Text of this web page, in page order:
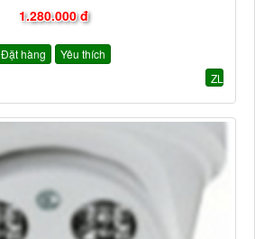
1.280.000 đ
Đặt hàng
Yêu thích
ZL